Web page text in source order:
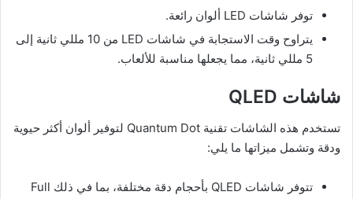
توفر شاشات LED ألوان رائعة.
يتراوح وقت الاستجابة في شاشات LED من 10 مللي ثانية إلى
5 مللي ثانية، مما يجعلها مناسبة للألعاب.
شاشات QLED
تستخدم هذه الشاشات تقنية Quantum Dot لتوفير ألوان أكثر حيوية
ودقة وتشمل ميزاتها ما يلي:
تتوفر شاشات QLED بأحجام دقة مختلفة، بما في ذلك Full